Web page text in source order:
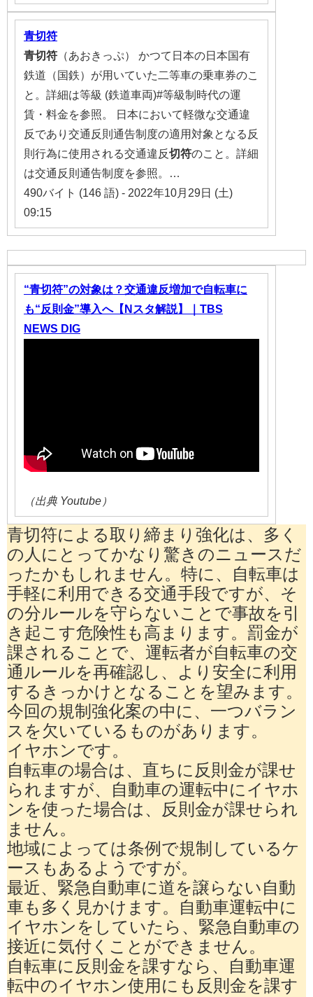
青切符
青切符 （あおきっぷ） かつて日本の日本国有
鉄道（国鉄）が用いていた二等車の乗車券のこ
と。詳細は等級 (鉄道車両)#等級制時代の運
賃・料金を参照。 日本において軽微な交通違
反であり交通反則通告制度の適用対象となる反
則行為に使用される交通違反切符のこと。詳細
は交通反則通告制度を参照。…
490バイト (146 語) - 2022年10月29日 (土)
09:15
“青切符”の対象は？交通違反増加で自転車に
も“反則金”導入へ【Nスタ解説】｜TBS
NEWS DIG
（出典 Youtube）
青切符による取り締まり強化は、多く
の人にとってかなり驚きのニュースだ
ったかもしれません。特に、自転車は
手軽に利用できる交通手段ですが、そ
の分ルールを守らないことで事故を引
き起こす危険性も高まります。罰金が
課されることで、運転者が自転車の交
通ルールを再確認し、より安全に利用
するきっかけとなることを望みます。
今回の規制強化案の中に、一つバラン
スを欠いているものがあります。
イヤホンです。
自転車の場合は、直ちに反則金が課せ
られますが、自動車の運転中にイヤホ
ンを使った場合は、反則金が課せられ
ません。
地域によっては条例で規制しているケ
ースもあるようですが。
最近、緊急自動車に道を譲らない自動
車も多く見かけます。自動車運転中に
イヤホンをしていたら、緊急自動車の
接近に気付くことができません。
自転車に反則金を課すなら、自動車運
転中のイヤホン使用にも反則金を課す